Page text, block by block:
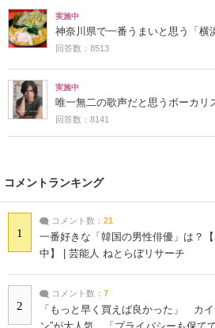
実施中
神奈川県で一番うまいと思う「横
回答数：8513
実施中
唯一無二の歌声だと思うボーカリ
回答数：8141
コメントランキング
1
コメント数： 21
一番好きな「韓国の男性俳優」は？
中】 | 芸能人 ねとらぼリサーチ
2
コメント数： 7
「もっと早く買えば良かった」 カ